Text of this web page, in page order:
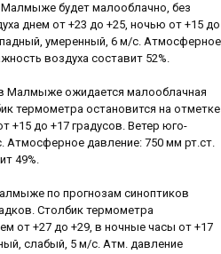
Малмыже будет малооблачно, без
днем от +23 до +25, ночью от +15 до
умеренный, 6 м/с. Атмосферное
воздуха составит 52%.
Малмыже ожидается малооблачная
термометра остановится на отметке
+15 до +17 градусов. Ветер юго-
Атмосферное давление: 750 мм рт.ст.
49%.
по прогнозам синоптиков
Столбик термометра
от +27 до +29, в ночные часы от +17
слабый, 5 м/с. Атм. давление